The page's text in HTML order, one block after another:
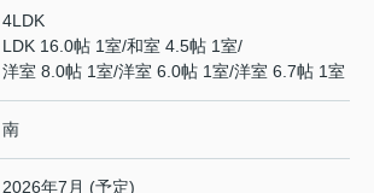
4LDK
LDK 16.0帖 1室/和室 4.5帖 1室/
洋室 8.0帖 1室/洋室 6.0帖 1室/洋室 6.7帖 1室
南
2026年7月 (予定)